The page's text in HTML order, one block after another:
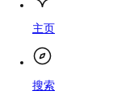
主页
搜索